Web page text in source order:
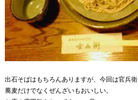
出石そばはもちろんありますが、今回は官兵衛
蕎麦だけでなくぜんざいもおいしい。